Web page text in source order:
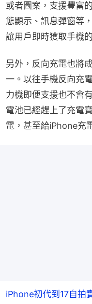
或者圖案，支援豐富
態顯示、訊息彈窗等
讓用戶即時獲取手機
另外，反向充電也將
一。以往手機反向充
力機即便支援也不會
電池已經趕上了充電
電，甚至給iPhone充
iPhone初代到17自